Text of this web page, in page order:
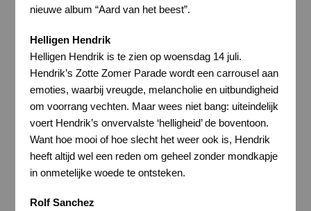
nieuwe album “Aard van het beest”.
Helligen Hendrik
Helligen Hendrik is te zien op woensdag 14 juli.
Hendrik’s Zotte Zomer Parade wordt een carrousel aan
emoties, waarbij vreugde, melancholie en uitbundigheid
om voorrang vechten. Maar wees niet bang: uiteindelijk
voert Hendrik’s onvervalste ‘helligheid’ de boventoon.
Want hoe mooi of hoe slecht het weer ook is, Hendrik
heeft altijd wel een reden om geheel zonder mondkapje
in onmetelijke woede te ontsteken.
Rolf Sanchez